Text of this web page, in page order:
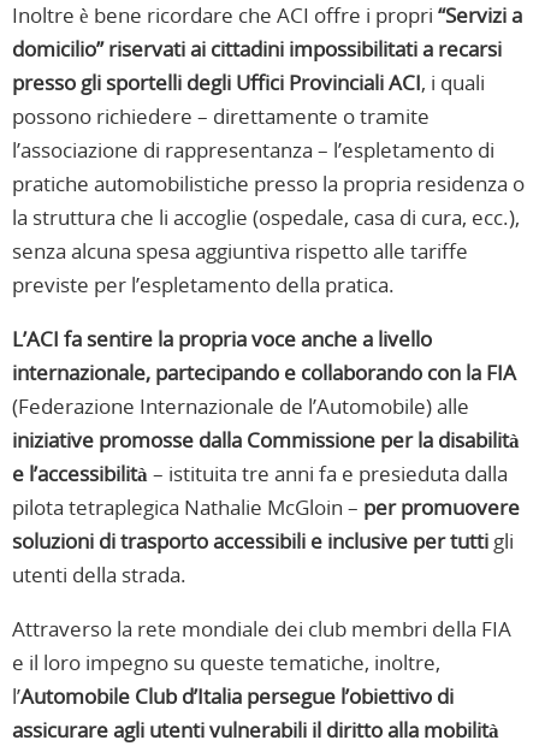
Inoltre è bene ricordare che ACI offre i propri “Servizi a
domicilio” riservati ai cittadini impossibilitati a recarsi
presso gli sportelli degli Uffici Provinciali ACI, i quali
possono richiedere – direttamente o tramite
l’associazione di rappresentanza – l’espletamento di
pratiche automobilistiche presso la propria residenza o
la struttura che li accoglie (ospedale, casa di cura, ecc.),
senza alcuna spesa aggiuntiva rispetto alle tariffe
previste per l’espletamento della pratica.
L’ACI fa sentire la propria voce anche a livello
internazionale, partecipando e collaborando con la FIA
(Federazione Internazionale de l’Automobile) alle
iniziative promosse dalla Commissione per la disabilità
e l’accessibilità– istituita tre anni fa e presieduta dalla
pilota tetraplegica Nathalie McGloin – per promuovere
soluzioni di trasporto accessibili e inclusive per tutti gli
utenti della strada.
Attraverso la rete mondiale dei club membri della FIA
e il loro impegno su queste tematiche, inoltre,
l’Automobile Club d’Italia persegue l’obiettivo di
assicurare agli utenti vulnerabili il diritto alla mobilità